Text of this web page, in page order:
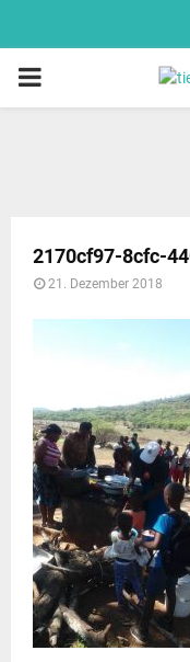
2170cf97-8cfc-
21. Dezember 2018